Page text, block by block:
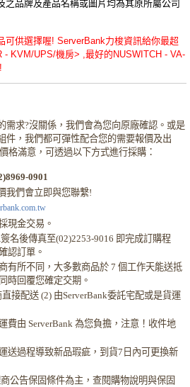
之品牌及產品名稱或圖片均為其原所屬公司
可供選擇喔! ServerBank力梭資訊給你最超
- KVM/UPS/機房> ,最好的NUSWITCH - VA-
需求?沒關係，我們會為您向原廠確認。或是
件，我們都可彈性配合您的需要報價及出
格滿意，可透過以下方式進行採購：
0901
我們會立即與您聯繫!
現金交易。
名後傳真至(02)2253-9016 即完成訂購程
認訂單。
有所不同，大多數商品於 7 個工作天能送抵
時回覆您確定交期。
接配送 (2) 由ServerBank委託宅配或是貨運
費由 ServerBank 為您負擔，注意！收件地
送過程導致新品瑕疵，到貨7日內可更換新
公告保固條件為主，查閱購物說明與保固